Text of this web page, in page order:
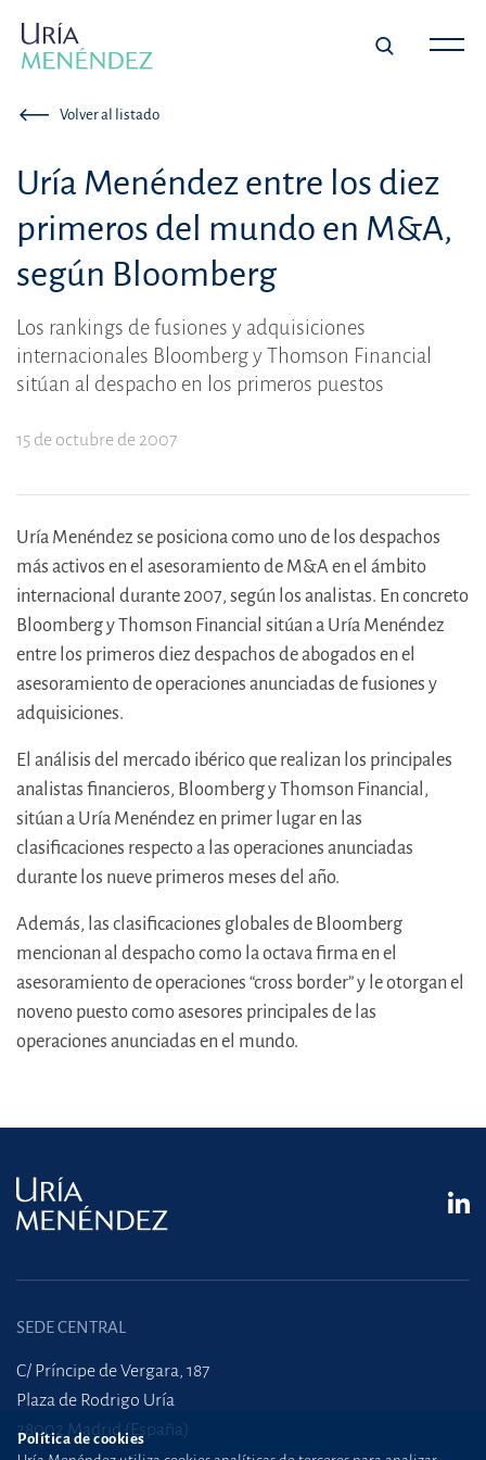
Volver al listado
Uría Menéndez entre los diez
primeros del mundo en M&A,
según Bloomberg
Los rankings de fusiones y adquisiciones
internacionales Bloomberg y Thomson Financial
sitúan al despacho en los primeros puestos
15 de octubre de 2007
Uría Menéndez se posiciona como uno de los despachos
más activos en el asesoramiento de M&A en el ámbito
internacional durante 2007, según los analistas. En concreto
Bloomberg y Thomson Financial sitúan a Uría Menéndez
entre los primeros diez despachos de abogados en el
asesoramiento de operaciones anunciadas de fusiones y
adquisiciones.
El análisis del mercado ibérico que realizan los principales
analistas financieros, Bloomberg y Thomson Financial,
sitúan a Uría Menéndez en primer lugar en las
clasificaciones respecto a las operaciones anunciadas
durante los nueve primeros meses del año.
Además, las clasificaciones globales de Bloomberg
mencionan al despacho como la octava firma en el
asesoramiento de operaciones “cross border” y le otorgan el
noveno puesto como asesores principales de las
operaciones anunciadas en el mundo.
SEDE CENTRAL
C/ Príncipe de Vergara, 187
Plaza de Rodrigo Uría
28002 Madrid (España)
Política de cookies